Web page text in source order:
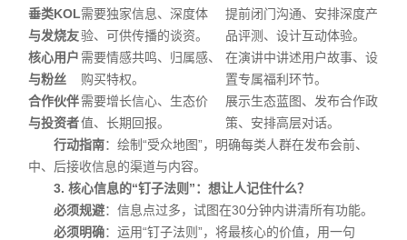
垂类KOL
与发烧友
需要独家信息、深度体
验、可供传播的谈资。
提前闭门沟通、安排深度产
品评测、设计互动体验。
核心用户
与粉丝
需要情感共鸣、归属感、
购买特权。
在演讲中讲述用户故事、设
置专属福利环节。
合作伙伴
与投资者
需要增长信心、生态价
值、长期回报。
展示生态蓝图、发布合作政
策、安排高层对话。
行动指南：绘制“受众地图”，明确每类人群在发布会前、
中、后接收信息的渠道与内容。
3. 核心信息的“钉子法则”：想让人记住什么？
必须规避：信息点过多，试图在30分钟内讲清所有功能。
必须明确：运用“钉子法则”，将最核心的价值，用一句